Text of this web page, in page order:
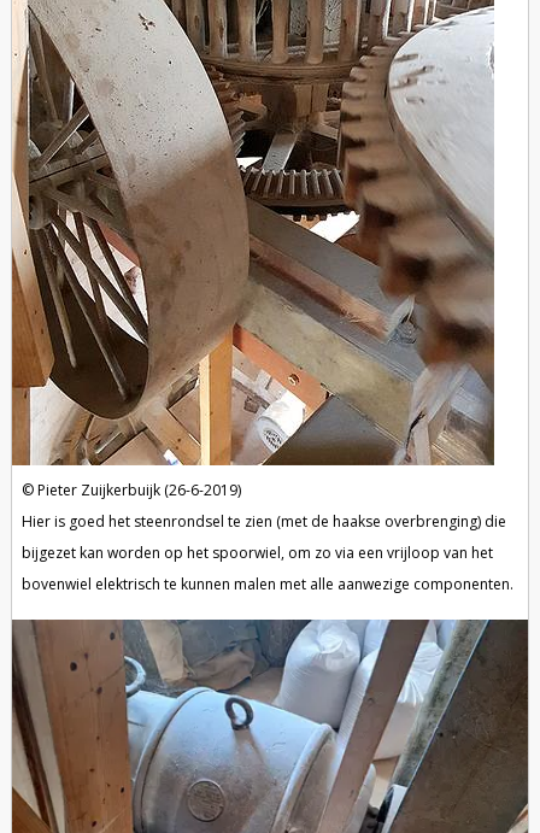
Pieter Zuijkerbuijk (26-6-2019)
Hier is goed het steenrondsel te zien (met de haakse overbrenging) die
bijgezet kan worden op het spoorwiel, om zo via een vrijloop van het
bovenwiel elektrisch te kunnen malen met alle aanwezige componenten.